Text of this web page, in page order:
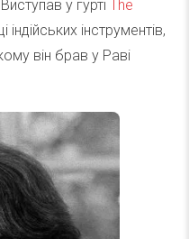
у гурті The
індійських інструментів,
він брав у Раві